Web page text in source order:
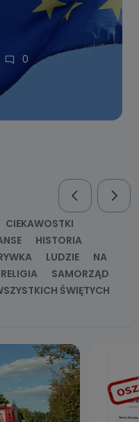
0
CIEKAWOSTKI
HISTORIA
LUDZIE
NA
RELIGIA
SAMORZĄD
ŚWIĘTYCH